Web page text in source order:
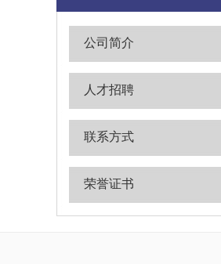
公司简介
人才招聘
联系方式
荣誉证书